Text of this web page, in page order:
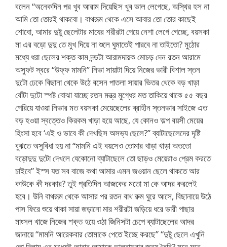
বলেন “অনেকদিন পর খুব আরাম দিয়েছিস খুব ভাল লেগেছে, অস্থির হস না
আমি তো তোরই থাকবো। বাথরূম থেকে এসে আবার তো তোর কাছেই
শোবো, আমার দুষ্টু ছেলেটার মাযের শরীরটা পেয়ে নেশা লেগে গেচ্ছে, বয়সকা
মা এর বড়ো দুদু তে মুখ দিয়ে না শুলে ঘুমাতেই পারবে না তাইতো? মুঠোর
মধ্যে ধরা ছেলের শক্ত কাম দন্ডটা আরামদায়ক মোচড় দেন রতন আরামে
অস্ফুট স্বরে “উফ্ফ মামনি” নিভা সায়াটা দিয়ে নিজের ভারী বিশাল স্তন
দুটো ঢেকে বিছানা থেকে উঠে বসেন পাতলা সায়ার ভিতর থেকে বড় খাড়া
বোঁটা দুটো স্পষ্ট বোঝা যাচ্ছে রতন মন্ত্র মুগ্ধের মত তাকিয়ে থাকে ৫৫ বছর
পেরিয়ে যাওয়া নিভার মত বয়সকা মেয়েছেলের ব্রাহীন স্তনভার সাইজে এত
বড় হওয়া স্বত্তেও কিরকম খাড়া হয়ে আছে, যে কোনও অল্প বয়সী মেয়ের
হিংসা হবে ‘এই ও ভাবে কী দেখছিস অসভ্য ছেলে?” ব্যাটাছেলেদের দৃষ্টি
বুঝতে অসুবিধা হয় না “মামনি এই বয়সেও তোমার খাড়া খাড়া অততো
বড়োদুদু দুটো দেখলে যেকোনো ব্যাটাছেলে তো ছাড়ও মেয়েরাও প্রেম করতে
চাইবে” ইস্স যত সব বাজে কথা আমার এমন জওয়ান ছেলে থাকতে আর
কাউকে কী দরকার? তুই প্রতিদিন আজকের মতো মা কে আদর করলেই
হবে। উনি বাথরূম থেকে আসার পর রতন বাথ রুম ঘুরে আসে, বিছানায়ে উঠে
পাস ফিরে শুয়ে থাকা সায়া জড়ানো মার শরীরটা জড়িয়ে ধরে ভারী পাছার
মাংসল খাজে নিজের শক্ত হয়ে ওঠা জিনিসটা চেপে ব্যাটাছেলের আদর
জানায়ে “মামনি আরেকবার তোমাকে পেতে ইচ্ছে করছে” “দুষ্টু ছেলে এখুনি